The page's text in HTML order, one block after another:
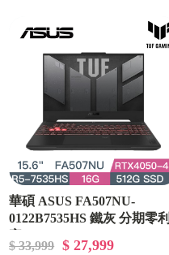
華碩 ASUS FA507NU-
0122B7535HS 鐵灰 分期零利
$ 33,999 $ 27,999